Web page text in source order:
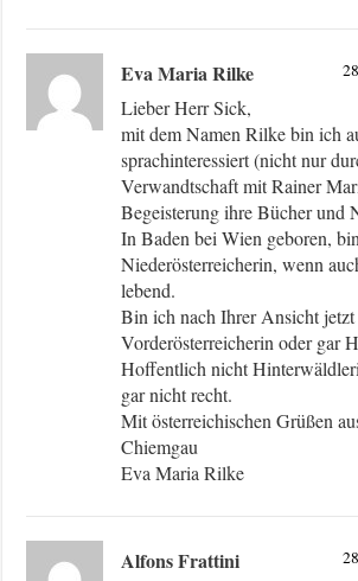
Eva Maria Rilke
Lieber Herr Sick,
mit dem Namen Rilke bin ich
sprachinteressiert (nicht nur
Verwandtschaft mit Rainer
Begeisterung ihre Bücher und
In Baden bei Wien geboren,
Niederösterreicherin, wenn
lebend.
Bin ich nach Ihrer Ansicht jetzt
Vorderösterreicherin oder gar
Hoffentlich nicht
gar nicht recht.
Mit österreichischen Grüßen
Chiemgau
Eva Maria Rilke
Alfons Frattini